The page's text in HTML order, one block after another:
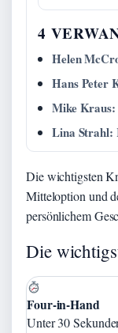
4
Helen
Hans Peter
Mike Kraus:
Lina Strahl:
Die wichtigsten
Mitteloption und
persönlichem
Die
Four-in-Hand
Unter 30